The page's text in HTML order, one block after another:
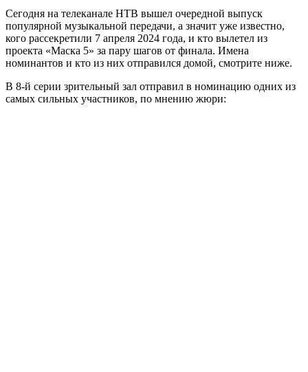
Сегодня на телеканале НТВ вышел очередной выпуск
популярной музыкальной передачи, а значит уже известно,
кого рассекретили 7 апреля 2024 года, и кто вылетел из
проекта «Маска 5» за пару шагов от финала. Имена
номинантов и кто из них отправился домой, смотрите ниже.
В 8-й серии зрительный зал отправил в номинацию одних из
самых сильных участников, по мнению жюри: